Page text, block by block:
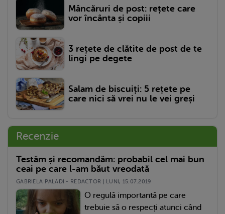
Mâncăruri de post: rețete care
vor încânta și copiii
3 rețete de clătite de post de te
lingi pe degete
Salam de biscuiți: 5 rețete pe
care nici să vrei nu le vei greși
Recenzie
Testăm și recomandăm: probabil cel mai bun
ceai pe care l-am băut vreodată
GABRIELA PALADI - REDACTOR | LUNI, 15.07.2019
O regulă importantă pe care
trebuie să o respecți atunci când